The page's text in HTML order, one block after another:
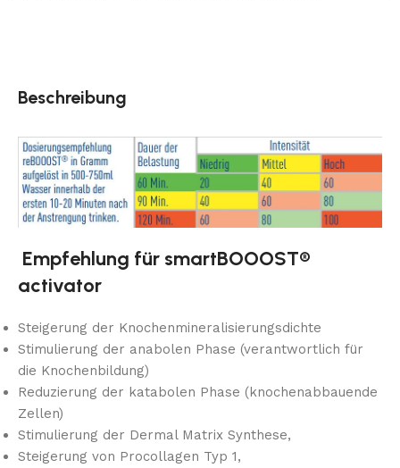
Beschreibung
Empfehlung für smartBOOOST®
activator
Steigerung der Knochenmineralisierungsdichte
Stimulierung der anabolen Phase (verantwortlich für
die Knochenbildung)
Reduzierung der katabolen Phase (knochenabbauende
Zellen)
Stimulierung der Dermal Matrix Synthese,
Steigerung von Procollagen Typ 1,